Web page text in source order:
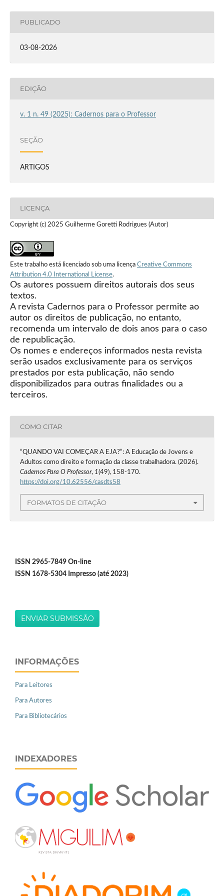
PUBLICADO
03-08-2026
EDIÇÃO
v. 1 n. 49 (2025): Cadernos para o Professor
SEÇÃO
ARTIGOS
LICENÇA
Copyright (c) 2025 Guilherme Goretti Rodrigues (Autor)
Este trabalho está licenciado sob uma licença Creative Commons
Attribution 4.0 International License.
Os autores possuem direitos autorais dos seus
textos.
A revista Cadernos para o Professor permite ao
autor os direitos de publicação, no entanto,
recomenda um intervalo de dois anos para o caso
de republicação.
Os nomes e endereços informados nesta revista
serão usados exclusivamente para os serviços
prestados por esta publicação, não sendo
disponibilizados para outras finalidades ou a
terceiros.
COMO CITAR
“QUANDO VAI COMEÇAR A EJA?”: A Educação de Jovens e
Adultos como direito e formação da classe trabalhadora. (2026).
Cadernos Para O Professor, 1(49), 158-170.
https://doi.org/10.62556/casdts58
FORMATOS DE CITAÇÃO
ISSN 2965-7849 On-line
ISSN 1678-5304 Impresso (até 2023)
ENVIAR SUBMISSÃO
INFORMAÇÕES
Para Leitores
Para Autores
Para Bibliotecários
INDEXADORES